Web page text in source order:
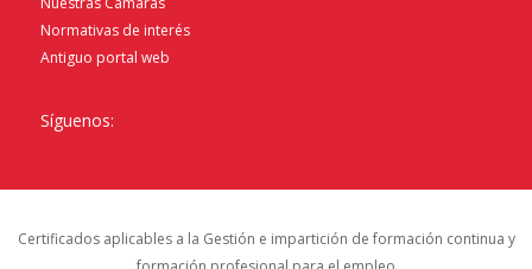
Normativas de interés
Antiguo portal web
Síguenos:
Certificados aplicables a la Gestión e impartición de formación continua y